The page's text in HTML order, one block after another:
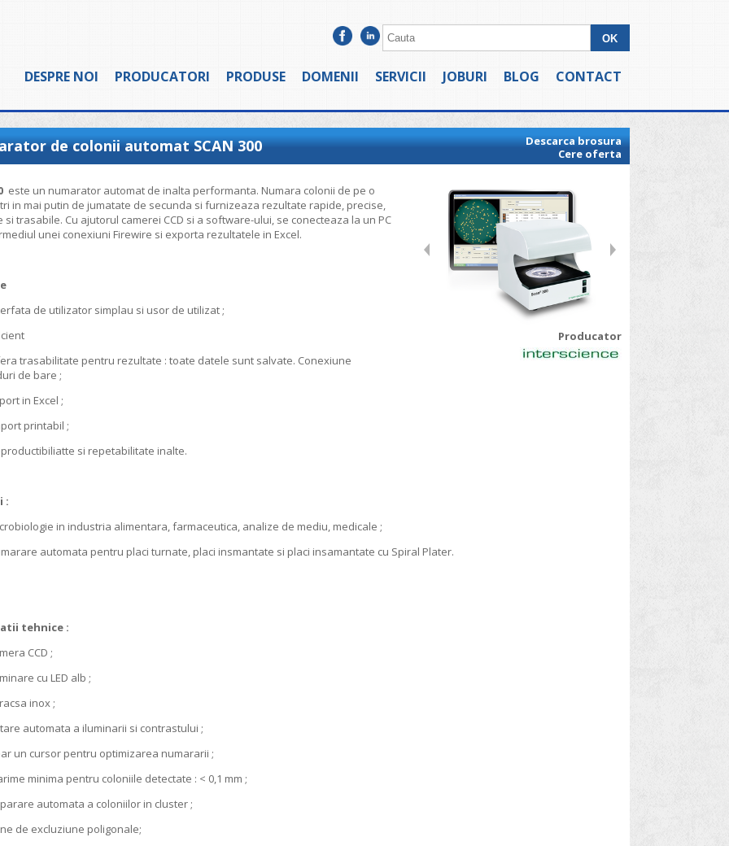
DESPRE NOI PRODUCATORI PRODUSE DOMENII SERVICII JOBURI BLOG CONTACT
de colonii automat SCAN 300
Descarca brosura
Cere oferta
Producator
este un numarator automat de inalta performanta. Numara colonii de pe o
in mai putin de jumatate de secunda si furnizeaza rezultate rapide, precise,
si trasabile. Cu ajutorul camerei CCD si a software-ului, se conecteaza la un PC
unei conexiuni Firewire si exporta rezultatele in Excel.
de utilizator simplau si usor de utilizat ;
pentru rezultate : toate datele sunt salvate. Conexiune
de bare ;
in Excel ;
printabil ;
si repetabilitate inalte.
:
in industria alimentara, farmaceutica, analize de mediu, medicale ;
automata pentru placi turnate, placi insmantate si placi insamantate cu Spiral Plater.
tehnice :
CCD ;
cu LED alb ;
inox ;
automata a iluminarii si contrastului ;
cursor pentru optimizarea numararii ;
minima pentru coloniile detectate : < 0,1 mm ;
automata a coloniilor in cluster ;
excluziune poligonale;